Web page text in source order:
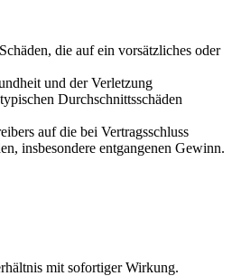
die auf ein vorsätzliches oder
und der Verletzung
Durchschnittsschäden
auf die bei Vertragsschluss
insbesondere entgangenen Gewinn.
mit sofortiger Wirkung.